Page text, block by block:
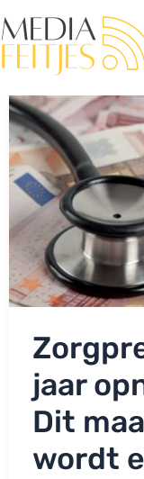
naar
de
jaar
Dit
wordt